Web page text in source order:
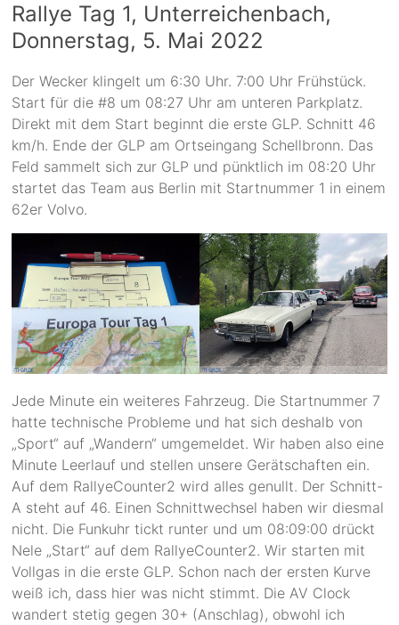
Rallye Tag 1, Unterreichenbach,
Donnerstag, 5. Mai 2022
Der Wecker klingelt um 6:30 Uhr. 7:00 Uhr Frühstück.
Start für die #8 um 08:27 Uhr am unteren Parkplatz.
Direkt mit dem Start beginnt die erste GLP. Schnitt 46
km/h. Ende der GLP am Ortseingang Schellbronn. Das
Feld sammelt sich zur GLP und pünktlich im 08:20 Uhr
startet das Team aus Berlin mit Startnummer 1 in einem
62er Volvo.
Jede Minute ein weiteres Fahrzeug. Die Startnummer 7
hatte technische Probleme und hat sich deshalb von
„Sport“ auf „Wandern“ umgemeldet. Wir haben also eine
Minute Leerlauf und stellen unsere Gerätschaften ein.
Auf dem RallyeCounter2 wird alles genullt. Der Schnitt-
A steht auf 46. Einen Schnittwechsel haben wir diesmal
nicht. Die Funkuhr tickt runter und um 08:09:00 drückt
Nele „Start“ auf dem RallyeCounter2. Wir starten mit
Vollgas in die erste GLP. Schon nach der ersten Kurve
weiß ich, dass hier was nicht stimmt. Die AV Clock
wandert stetig gegen 30+ (Anschlag), obwohl ich